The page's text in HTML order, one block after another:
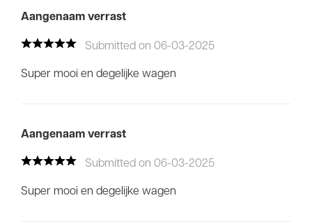
Aangenaam verrast
Submitted on 06-03-2025
Super mooi en degelijke wagen
Aangenaam verrast
Submitted on 06-03-2025
Super mooi en degelijke wagen